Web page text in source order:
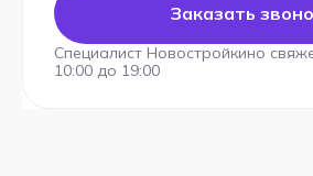
Заказать
Специалист Новостройкино
10:00 до 19:00